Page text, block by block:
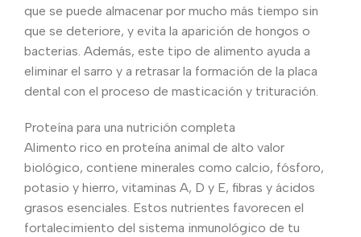
que se puede almacenar por mucho más tiempo sin
que se deteriore, y evita la aparición de hongos o
bacterias. Además, este tipo de alimento ayuda a
eliminar el sarro y a retrasar la formación de la placa
dental con el proceso de masticación y trituración.
Proteína para una nutrición completa
Alimento rico en proteína animal de alto valor
biológico, contiene minerales como calcio, fósforo,
potasio y hierro, vitaminas A, D y E, fibras y ácidos
grasos esenciales. Estos nutrientes favorecen el
fortalecimiento del sistema inmunológico de tu